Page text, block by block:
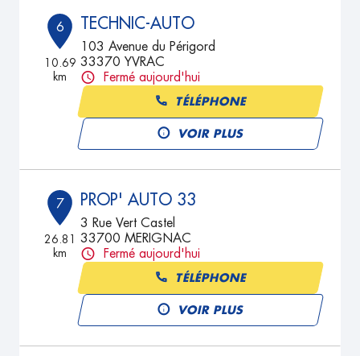
6
10.69
km
TECHNIC-AUTO
103 Avenue du Périgord
33370 YVRAC
Fermé aujourd'hui
TÉLÉPHONE
VOIR PLUS
7
26.81
km
PROP' AUTO 33
3 Rue Vert Castel
33700 MERIGNAC
Fermé aujourd'hui
TÉLÉPHONE
VOIR PLUS